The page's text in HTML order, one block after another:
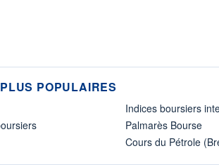
POPULAIRES
Indices boursiers
Palmarès Bourse
Cours du Pétrole